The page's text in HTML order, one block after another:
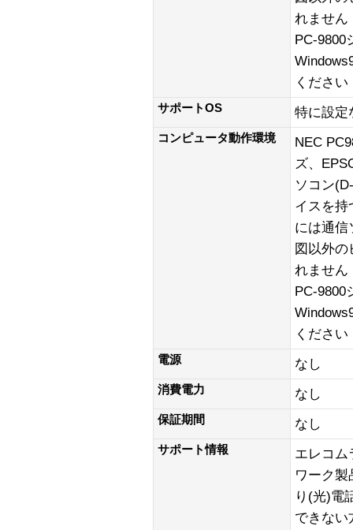
れませ
PC-9800
ください
サポートOS 特に設定
コンピュータ動作環境
NEC
ズ、
ソコン
イスを
には通
図以外
れませ
PC-9800
ください
電源 なし
消費電力 なし
保証期間 なし
サポート情報
エレコム
ワーク製
り(光)電
できない